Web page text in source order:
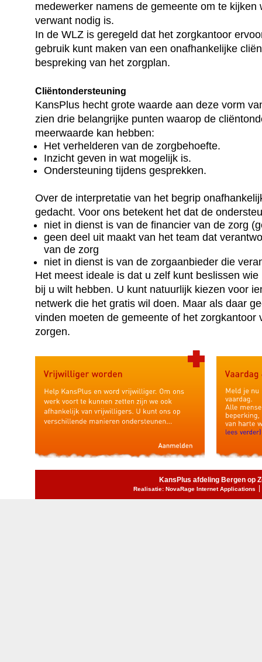
medewerker namens de gemeente om te kijken
verwant nodig is.
In de WLZ is geregeld dat het zorgkantoor
gebruik kunt maken van een onafhankelijke
bespreking van het zorgplan.
Cliëntondersteuning
KansPlus hecht grote waarde aan deze vorm
zien drie belangrijke punten waarop de
meerwaarde kan hebben:
Het verhelderen van de zorgbehoefte.
Inzicht geven in wat mogelijk is.
Ondersteuning tijdens gesprekken.
Over de interpretatie van het begrip
gedacht. Voor ons betekent het dat de
niet in dienst is van de financier van de zorg
geen deel uit maakt van het team dat
van de zorg
niet in dienst is van de zorgaanbieder die
Het meest ideale is dat u zelf kunt beslissen
bij u wilt hebben. U kunt natuurlijk kiezen voor
netwerk die het gratis wil doen. Maar als daar
vinden moeten de gemeente of het zorgkantoor
zorgen.
KansPlus afdeling Bergen op
Realisatie: NovaRage Internet Applications